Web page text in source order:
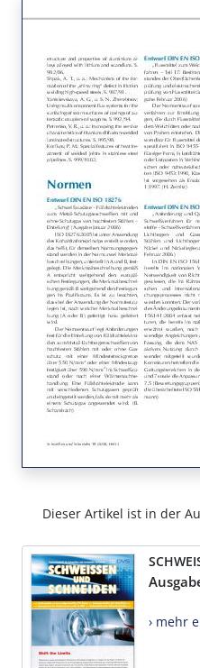
Dieser Artikel ist in der
› mehr